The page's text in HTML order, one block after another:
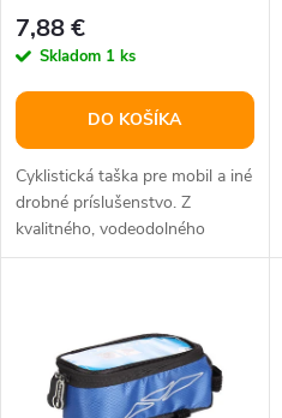
p
r
o
d
r
o
d
u
7,88 €
Skladom 1 ks
DO KOŠÍKA
Cyklistická taška pre mobil a iné
drobné príslušenstvo. Z
kvalitného, vodeodolného
materiálu.